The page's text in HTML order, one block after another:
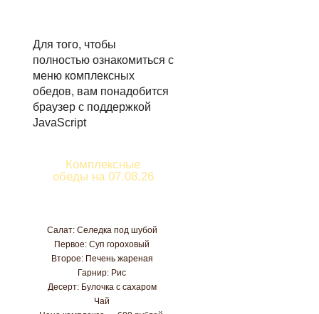
Комплексные
обеды на 07.08.26
Для того, чтобы
полностью ознакомиться с
меню комплексных
обедов, вам понадобится
браузер с поддержкой
JavaScript
Салат: Селедка под шубой
Первое: Суп гороховый
Второе: Печень жареная
Гарнир: Рис
Десерт: Булочка с сахаром
Чай